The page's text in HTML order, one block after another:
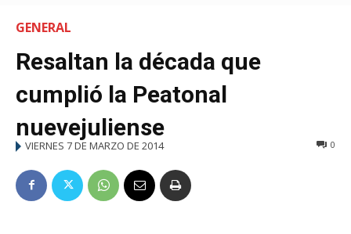
GENERAL
Resaltan la década que
cumplió la Peatonal
nuevejuliense
VIERNES 7 DE MARZO DE 2014 0